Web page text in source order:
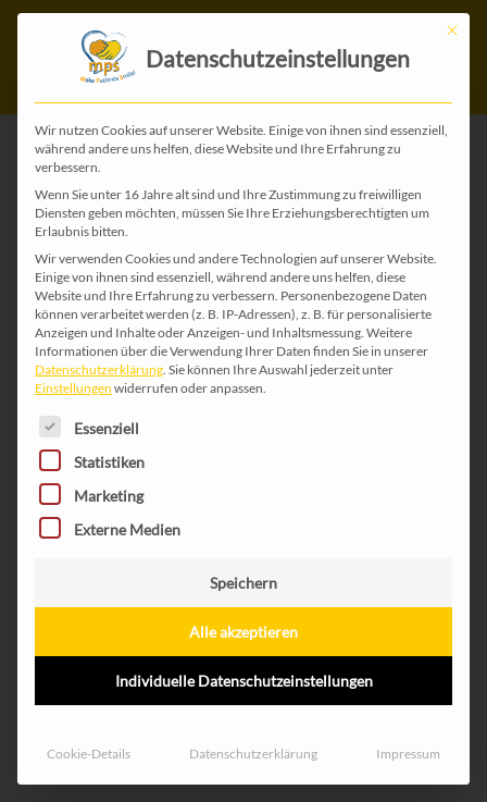
ZURÜCK ZU ALLEN WEIHNACHTS-KARTEN
Mit
Datenschutzeinstellungen
Wir nutzen Cookies auf unserer Website. Einige von ihnen sind essenziell,
während andere uns helfen, diese Website und Ihre Erfahrung zu
verbessern.
Wenn Sie unter 16 Jahre alt sind und Ihre Zustimmung zu freiwilligen
Diensten geben möchten, müssen Sie Ihre Erziehungsberechtigten um
Erlaubnis bitten.
Wir verwenden Cookies und andere Technologien auf unserer Website.
Einige von ihnen sind essenziell, während andere uns helfen, diese
Website und Ihre Erfahrung zu verbessern. Personenbezogene Daten
können verarbeitet werden (z. B. IP-Adressen), z. B. für personalisierte
Anzeigen und Inhalte oder Anzeigen- und Inhaltsmessung. Weitere
Informationen über die Verwendung Ihrer Daten finden Sie in unserer
Datenschutzerklärung. Sie können Ihre Auswahl jederzeit unter
Einstellungenwiderrufen oder anpassen.
Es folgt eine Liste der Service-Gruppen, für
Essenziell
Statistiken
Marketing
Externe Medien
Speichern
Alle akzeptieren
Individuelle Datenschutzeinstellungen
Cookie-Details Datenschutzerklärung Impressum